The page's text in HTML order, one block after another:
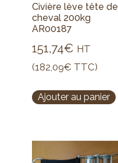
Civière lève tête de
cheval 200kg
AR00187
151,74€ HT
(182,09€ TTC)
Ajouter au panier